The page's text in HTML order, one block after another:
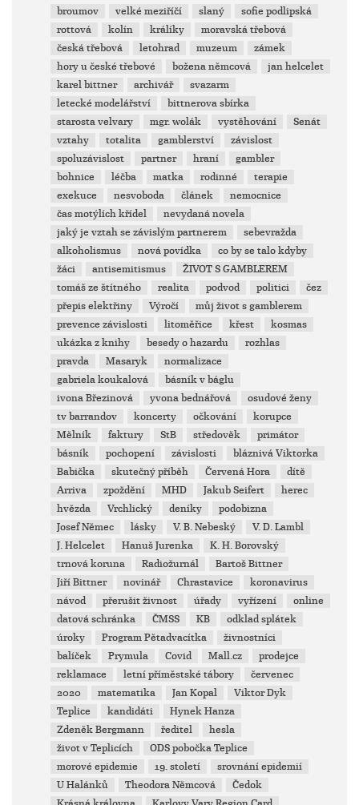
broumov
velké meziříčí slaný
sofie podlipská
rottová
kolín králíky
moravská třebová
česká třebová
letohrad muzeum
zámek
hory u české třebové
božena němcová
jan helcelet
karel bittner
archivář
svazarm
letecké modelářství
bittnerova sbírka
starosta velvary
mgr. wolák vystěhování
Senát
vztahy
totalita gamblerství
závislost
spoluzávislost
partner hraní
gambler
bohnice
léčba matka rodinné
terapie
exekuce
nesvoboda článek
nemocnice
čas motýlích křídel
nevydaná novela
jaký je vztah se závislým partnerem
sebevražda
alkoholismus
nová povídka
co by se talo kdyby
žáci
antisemitismus
ŽIVOT S GAMBLEREM
tomáš ze štítného
realita podvod politici
čez
přepis elektřiny
Výročí
můj život s gamblerem
prevence závislosti
litoměřice křest
kosmas
ukázka z knihy
besedy o hazardu
rozhlas
pravda
Masaryk
normalizace
gabriela koukalová
básník v báglu
ivona Březinová
yvona bednářová
osudové ženy
tv barrandov
koncerty očkování
korupce
Mělník
faktury StB středověk
primátor
básník
pochopení závislosti
bláznivá Viktorka
Babička
skutečný příběh Červená Hora
dítě
Arriva
zpoždění MHD Jakub Seifert
herec
hvězda
Vrchlický deníky
podobizna
Josef Němec
lásky V. B. Nebeský
V. D. Lambl
J. Helcelet
Hanuš Jurenka
K. H. Borovský
trnová koruna
Radiožurnál
Bartoš Bittner
Jiří Bittner
novinář Chrastavice
koronavirus
návod
přerušit živnost úřady vyřízení
online
datová schránka
ČMSS KB
odklad splátek
úroky
Program Pětadvacítka
živnostníci
balíček
Prymula Covid Mall.cz
prodejce
reklamace
letní příměstské tábory
červenec
2020
matematika Jan Kopal
Viktor Dyk
Teplice
kandidáti
Hynek Hanza
Zdeněk Bergmann
ředitel
hesla
život v Teplicích
ODS pobočka Teplice
morové epidemie
19. století
srovnání epidemií
U Halánků
Theodora Němcová
Čedok